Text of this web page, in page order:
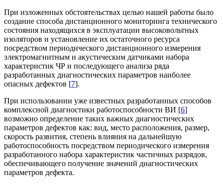
При изложенных обстоятельствах целью нашей работы было
создание способа дистанционного мониторинга технического
состояния находящихся в эксплуатации высоковольтных
изоляторов и установление их остаточного ресурса
посредством периодического дистанционного измерения
электромагнитным и акустическим датчиками набора
характеристик ЧР и последующего анализа ряда
разработанных диагностических параметров наиболее
опасных дефектов [7].
При использовании уже известных разработанных способов
комплексной диагностики работоспособности ВИ [6]
возможно определение таких важных диагностических
параметров дефектов как: вид, место расположения, размер,
скорость развития, степень влияния на дальнейшую
работоспособность посредством периодического измерения
разработанного набора характеристик частичных разрядов,
обеспечивающего получение значений диагностических
параметров дефекта.